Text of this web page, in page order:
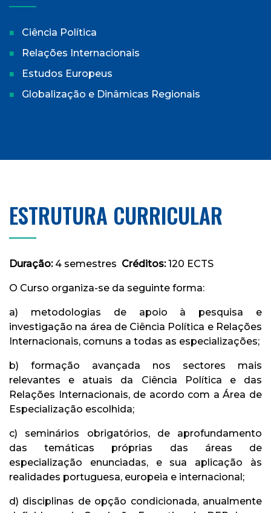
Ciência Política
Relações Internacionais
Estudos Europeus
Globalização e Dinâmicas Regionais
ESTRUTURA CURRICULAR
Duração:4 semestres Créditos:120 ECTS
O Curso organiza-se da seguinte forma:
a) metodologias de apoio à pesquisa e
investigação na área de Ciência Política e Relações
Internacionais, comuns a todas as especializações;
b) formação avançada nos sectores mais
relevantes e atuais da Ciência Política e das
Relações Internacionais, de acordo com a Área de
Especialização escolhida;
c) seminários obrigatórios, de aprofundamento
das temáticas próprias das áreas de
especialização enunciadas, e sua aplicação às
realidades portuguesa, europeia e internacional;
d) disciplinas de opção condicionada, anualmente